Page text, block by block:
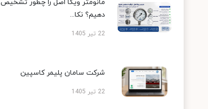
مانومتر ویکا اصل را چطور تشخیص
دهیم؟ نکا...
22 تیر 1405
شرکت سامان پلیمر کاسپین
22 تیر 1405